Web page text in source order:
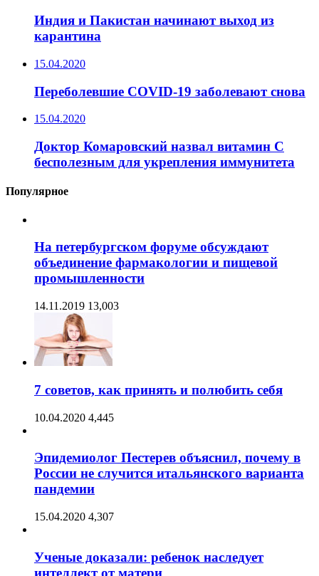
Индия и Пакистан начинают выход из
карантина
15.04.2020
Переболевшие COVID-19 заболевают снова
15.04.2020
Доктор Комаровский назвал витамин C
бесполезным для укрепления иммунитета
Популярное
На петербургском форуме обсуждают
объединение фармакологии и пищевой
промышленности
14.11.2019 13,003
7 советов, как принять и полюбить себя
10.04.2020 4,445
Эпидемиолог Пестерев объяснил, почему в
России не случится итальянского варианта
пандемии
15.04.2020 4,307
Ученые доказали: ребенок наследует
интеллект от матери